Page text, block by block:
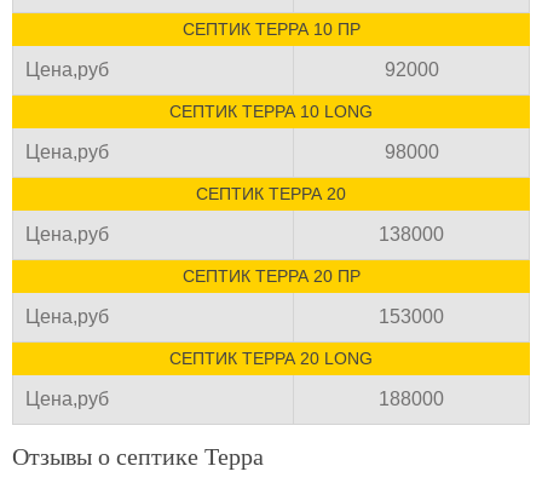
СЕПТИК ТЕРРА 10 ПР
Цена,руб 92000
СЕПТИК ТЕРРА 10 LONG
Цена,руб 98000
СЕПТИК ТЕРРА 20
Цена,руб 138000
СЕПТИК ТЕРРА 20 ПР
Цена,руб 153000
СЕПТИК ТЕРРА 20 LONG
Цена,руб 188000
Отзывы о септике Терра